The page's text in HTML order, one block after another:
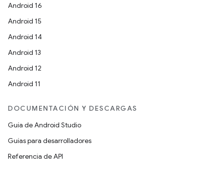
Android 16
Android 15
Android 14
Android 13
Android 12
Android 11
DOCUMENTACIÓN Y DESCARGAS
Guía de Android Studio
Guías para desarrolladores
Referencia de API